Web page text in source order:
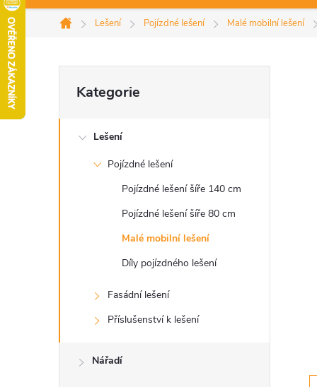
Domů
Lešení Pojízdné lešení Malé mobilní lešení
o
kategorie
Kategorie
Lešení
Pojízdné lešení
Pojízdné lešení šíře 140 cm
Pojízdné lešení šíře 80 cm
Malé mobilní lešení
Díly pojízdného lešení
Fasádní lešení
Příslušenství k lešení
Nářadí